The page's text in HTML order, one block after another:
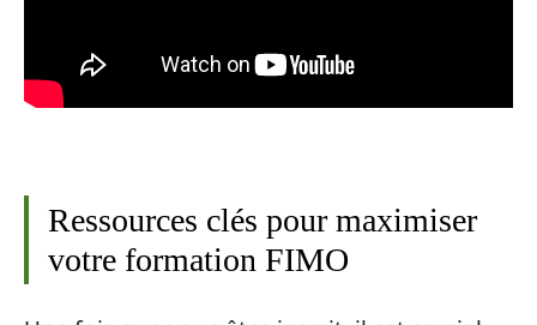
Ressources clés pour maximiser
votre formation FIMO